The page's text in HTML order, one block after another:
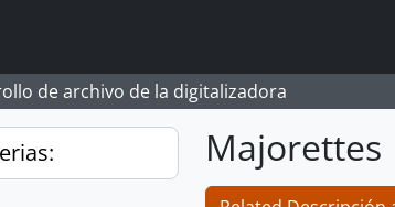
de archivo de la digitalizadora
Majorettes